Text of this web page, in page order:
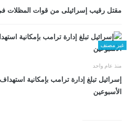
مقتل رقيب إسرائيلى من قوات المظلات فى
غير مصنف
منذ عام واحد
إسرائيل تبلغ إدارة ترامب بإمكانية
الأسبوعين